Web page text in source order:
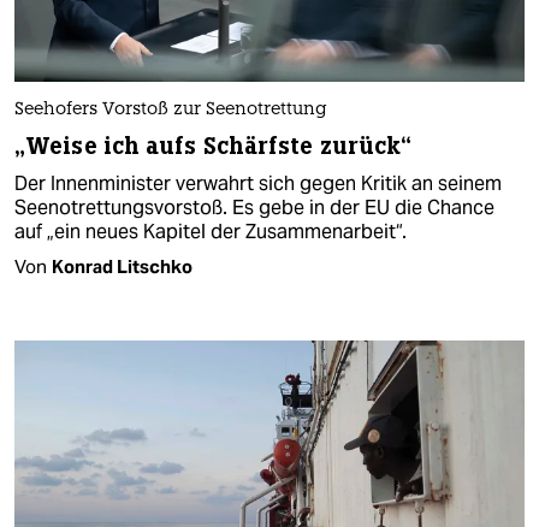
Seehofers Vorstoß zur Seenotrettung
„Weise ich aufs Schärfste zurück“
Der Innenminister verwahrt sich gegen Kritik an seinem
Seenotrettungsvorstoß. Es gebe in der EU die Chance
auf „ein neues Kapitel der Zusammenarbeit“.
Von Konrad Litschko